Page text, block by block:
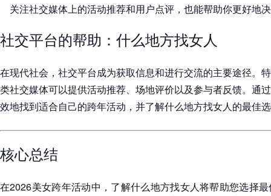
关注社交媒体上的活动推荐和用户点评，也能帮助你更好地
社交平台的帮助：什么地方找女人
在现代社会，社交平台成为获取信息和进行交流的主要途径。
类社交媒体可以提供活动推荐、场地评价以及参与者反馈。通
效地找到适合自己的跨年活动，并了解什么地方找女人的最佳
核心总结
在2026美女跨年活动中，了解什么地方找女人将帮助您选择